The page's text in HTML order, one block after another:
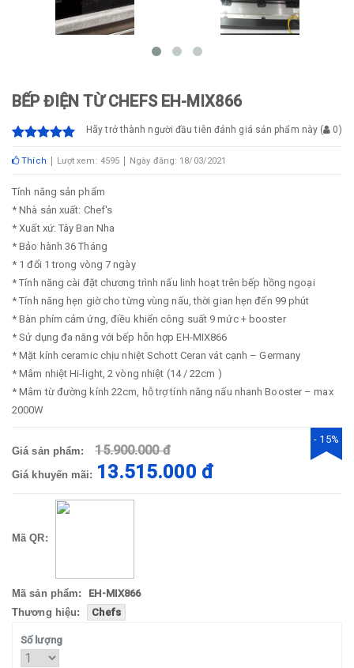
BẾP ĐIỆN TỪ CHEFS EH-MIX866
Hãy trở thành người đầu tiên đánh giá sản phẩm này ( 0)
Thích Lượt xem: 4595 Ngày đăng: 18/03/2021
Tính năng sản phẩm
* Nhà sản xuất: Chef's
* Xuất xứ: Tây Ban Nha
* Bảo hành 36 Tháng
* 1 đổi 1 trong vòng 7 ngày
* Tính năng cài đặt chương trình nấu linh hoạt trên bếp hồng ngoại
* Tính năng hẹn giờ cho từng vùng nấu, thời gian hẹn đến 99 phút
* Bàn phím cảm ứng, điều khiển công suất 9 mức + booster
* Sử dụng đa năng với bếp hỗn hợp EH-MIX866
* Mặt kính ceramic chịu nhiệt Schott Ceran vát cạnh – Germany
* Mâm nhiệt Hi-light, 2 vòng nhiệt (14 / 22cm )
* Mâm từ đường kính 22cm, hỗ trợ tính năng nấu nhanh Booster – max
2000W
Giá sản phẩm: 15.900.000 đ
Giá khuyến mãi: 13.515.000 đ
- 15%
Mã QR:
Mã sản phẩm:
EH-MIX866
Thương hiệu:
Chefs
Số lượng